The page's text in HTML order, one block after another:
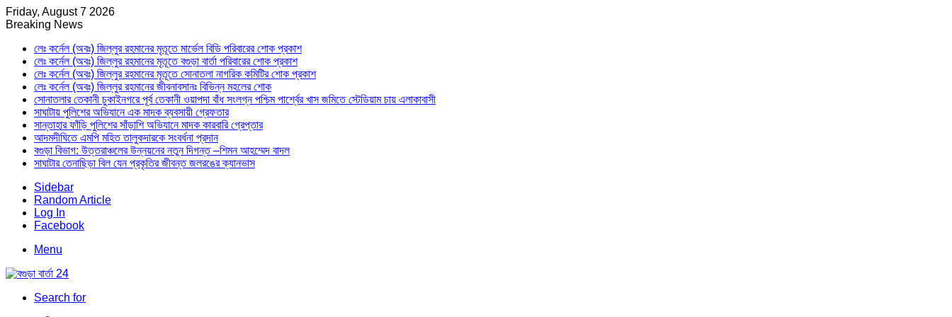
Friday, August 7 2026
Breaking News
লেঃ কর্নেল (অবঃ) জিল্লুর রহমানের মৃতূতে মার্ভেল বিডি পরিবারের শোক প্রকাশ
লেঃ কর্নেল (অবঃ) জিল্লুর রহমানের মৃতূতে বগুড়া বার্তা পরিবারের শোক প্রকাশ
লেঃ কর্নেল (অবঃ) জিল্লুর রহমানের মৃতূতে সোনাতলা নাগরিক কমিটির শোক প্রকাশ
লেঃ কর্নেল (অবঃ) জিল্লুর রহমানের জীবনাবসানঃ বিভিন্ন মহলের শোক
সোনাতলার তেকানী চুকাইনগরে পূর্ব তেকানী ওয়াপদা বাঁধ সংলগ্ন পশ্চিম পার্শ্বের খাস জমিতে স্টেডিয়াম চায় এলাকাবাসী
সাঘাটায় পুলিশের অভিযানে এক মাদক ব্যবসায়ী গ্রেফতার
সান্তাহার ফাঁড়ি পুলিশের সাঁড়াশি অভিযানে মাদক কারবারি গ্রেপ্তার
আদমদীঘিতে এমপি মহিত তালুকদারকে সংবর্ধনা প্রদান
বগুড়া বিভাগ: উত্তরাঞ্চলের উন্নয়নের নতুন দিগন্ত –শিমন আহম্মেদ বাদল
সাঘাটার তেনাছিড়া বিল যেন প্রকৃতির জীবন্ত জলরঙের ক্যানভাস
Sidebar
Random Article
Log In
Facebook
Menu
Search for